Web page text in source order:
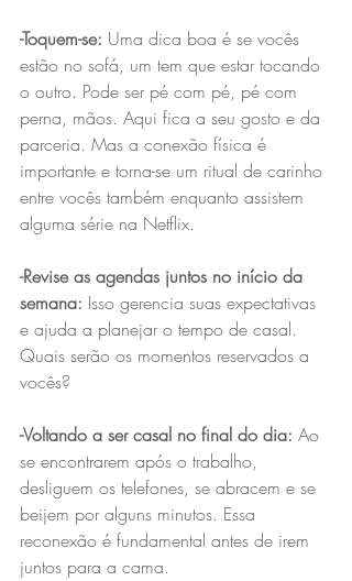
-Toquem-se: Uma dica boa é se vocês
estão no sofá, um tem que estar tocando
o outro. Pode ser pé com pé, pé com
perna, mãos. Aqui fica a seu gosto e da
parceria. Mas a conexão física é
importante e torna-se um ritual de carinho
entre vocês também enquanto assistem
alguma série na Netflix.
-Revise as agendas juntos no início da
semana: Isso gerencia suas expectativas
e ajuda a planejar o tempo de casal.
Quais serão os momentos reservados a
vocês?
-Voltando a ser casal no final do dia: Ao
se encontrarem após o trabalho,
desliguem os telefones, se abracem e se
beijem por alguns minutos. Essa
reconexão é fundamental antes de irem
juntos para a cama.